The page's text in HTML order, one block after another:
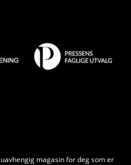
magasin for deg som er